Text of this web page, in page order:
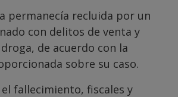
permanecía recluida por un
con delitos de venta y
de acuerdo con la
sobre su caso.
fallecimiento, fiscales y